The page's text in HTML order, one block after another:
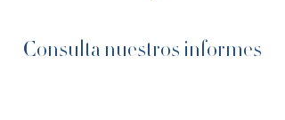
Consulta nuestros informes